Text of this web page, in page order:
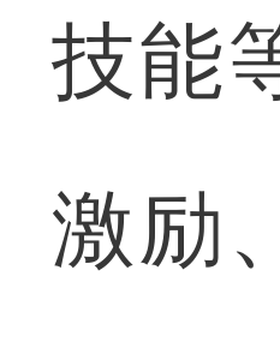
技能
激励